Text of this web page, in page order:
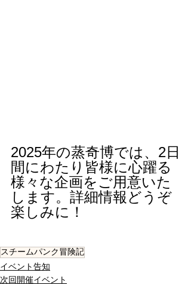
2025年の蒸奇博では、2日
間にわたり皆様に心躍る
様々な企画をご用意いた
します。詳細情報どうぞ
楽しみに！
スチームパンク冒険記
イベント告知
次回開催イベント